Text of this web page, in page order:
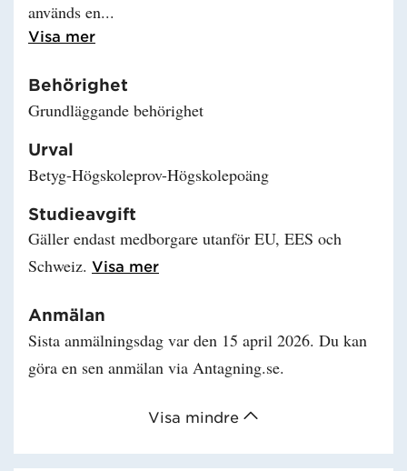
Visa mindre
används en
Visa mer
Behörighet
Grundläggande behörighet
Urval
Betyg-Högskoleprov-Högskolepoäng
Studieavgift
Gäller endast medborgare utanför EU, EES och
Schweiz. Visa merLäs mer om Studieavgift
Anmälan
Sista anmälningsdag var den 15 april 2026. Du kan
göra en sen anmälan via Antagning.se.